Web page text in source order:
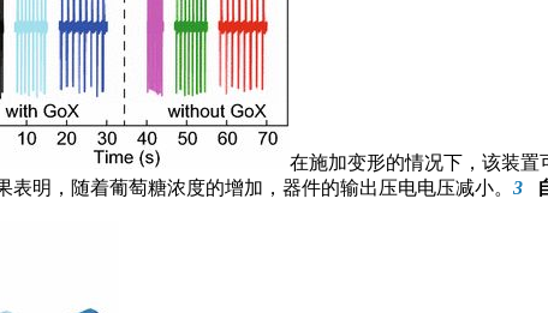
在施加变形的情况下，该装
明，随着葡萄糖浓度的增加，器件的输出压电电压减小。 3